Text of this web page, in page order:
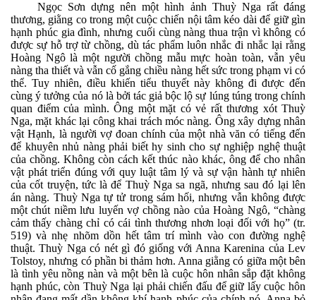
Ngọc Sơn dựng nên một hình ảnh Thuỳ Nga rất đáng
thương, giằng co trong một cuộc chiến nội tâm kéo dài để giữ gìn
hạnh phúc gia đình, nhưng cuối cùng nàng thua trận vì không có
được sự hỗ trợ từ chồng, dù tác phẩm luôn nhắc đi nhắc lại rằng
Hoàng Ngô là một người chồng mẫu mực hoàn toàn, vẫn yêu
nàng tha thiết và vẫn cố gắng chiều nàng hết sức trong phạm vi có
thể. Tuy nhiên, điều khiến tiểu thuyết này không đi được đến
cùng ý tưởng của nó là bởi tác giả bộc lộ sự lúng túng trong chính
quan điểm của mình. Ông một mặt có vẻ rất thương xót Thuỳ
Nga, mặt khác lại công khai trách móc nàng. Ông xây dựng nhân
vật Hạnh, là người vợ đoan chính của một nhà văn có tiếng đến
để khuyên nhủ nàng phải biết hy sinh cho sự nghiệp nghệ thuật
của chồng. Không còn cách kết thúc nào khác, ông để cho nhân
vật phát triển đúng với quy luật tâm lý và sự vận hành tự nhiên
của cốt truyện, tức là để Thuỳ Nga sa ngã, nhưng sau đó lại lên
án nàng. Thuỳ Nga tự tử trong sám hối, nhưng vẫn không được
một chút niềm lưu luyến vợ chồng nào của Hoàng Ngô, “chàng
cảm thấy chàng chỉ có cái tình thương nhơn loại đối với họ” (tr.
519) và nhẹ nhõm dồn hết tâm trí mình vào con đường nghệ
thuật. Thuỳ Nga có nét gì đó giống với Anna Karenina của Lev
Tolstoy, nhưng có phần bi thảm hơn. Anna giằng có giữa một bên
là tình yêu nồng nàn và một bên là cuộc hôn nhân sắp đặt không
hạnh phúc, còn Thuỳ Nga lại phải chiến đấu để giữ lấy cuộc hôn